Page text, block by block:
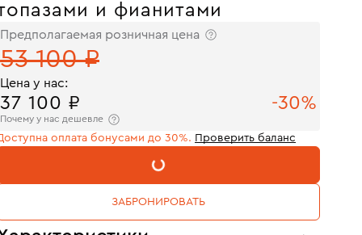
и фианитами
Предполагаемая розничная цена
53 100 ₽
Цена у нас:
37 100 ₽ -30%
Почему у нас дешевле
оплата бонусами до 30%. Проверить баланс
В КОРЗИНУ
ЗАБРОНИРОВАТЬ